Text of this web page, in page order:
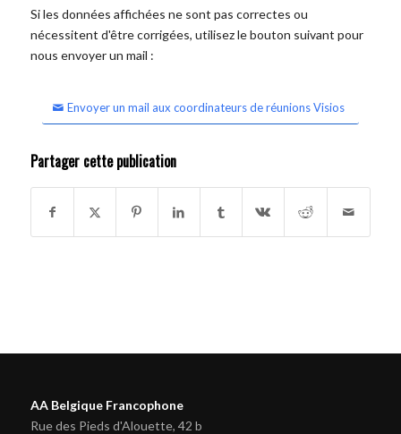
Si les données affichées ne sont pas correctes ou
nécessitent d'être corrigées, utilisez le bouton suivant pour
nous envoyer un mail :
Envoyer un mail aux coordinateurs de réunions Visios
Partager cette publication
AA Belgique Francophone
Rue des Pieds d'Alouette, 42 b